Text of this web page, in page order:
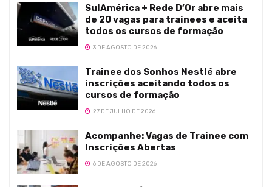
SulAmérica + Rede D’Or abre mais
de 20 vagas para trainees e aceita
todos os cursos de formação
3 DE AGOSTO DE 2026
Trainee dos Sonhos Nestlé abre
inscrições aceitando todos os
cursos de formação
27 DE JULHO DE 2026
Acompanhe: Vagas de Trainee com
Inscrições Abertas
6 DE AGOSTO DE 2026